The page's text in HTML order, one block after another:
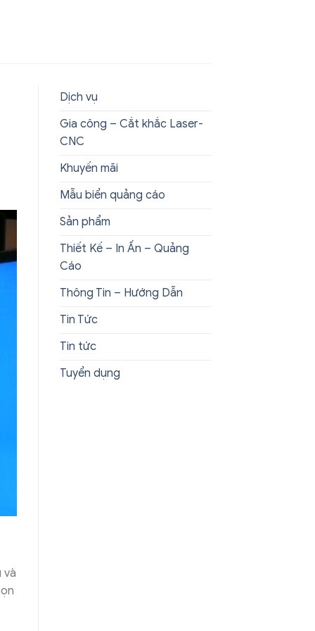
và
Dịch vụ
Gia công – Cắt khắc Laser-
CNC
Khuyến mãi
Mẫu biển quảng cáo
Sản phẩm
Thiết Kế – In Ấn – Quảng
Cáo
Thông Tin – Hướng Dẫn
Tin Tức
Tin tức
Tuyển dụng